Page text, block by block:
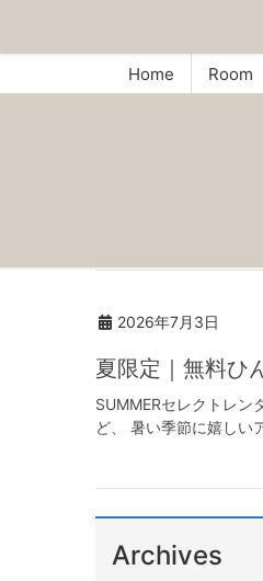
Home Room
2026年7月3日
夏限定｜無料ひ
SUMMERセレクトレン
ど、 暑い季節に嬉しい
Archives